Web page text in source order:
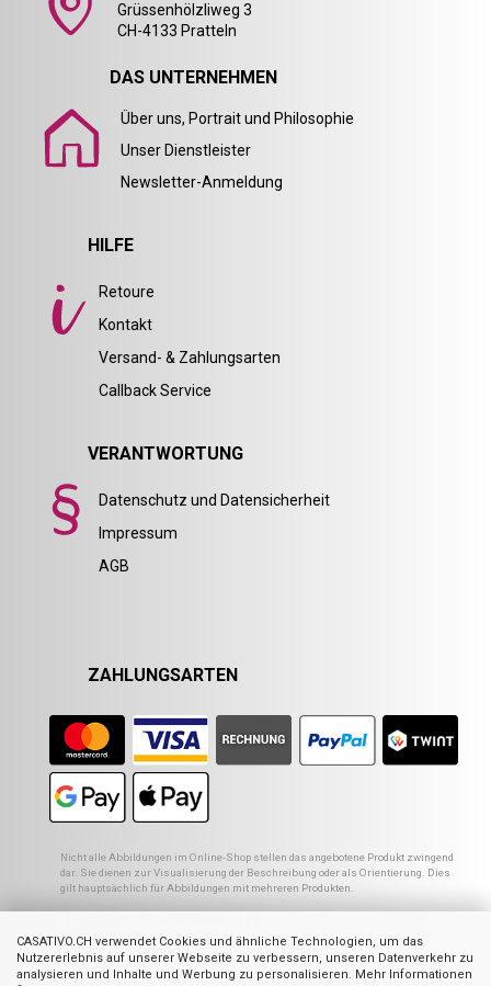
CASATIVO.CH verwendet Cookies und ähnliche Technologien, um das
Nutzererlebnis auf unserer Webseite zu verbessern, unseren Datenverkehr zu
analysieren und Inhalte und Werbung zu personalisieren. Mehr Informationen
Grüssenhölzliweg 3
CH-4133 Pratteln
DAS UNTERNEHMEN
Über uns, Portrait und Philosophie
Unser Dienstleister
Newsletter-Anmeldung
HILFE
Retoure
Kontakt
Versand- & Zahlungsarten
Callback Service
VERANTWORTUNG
Datenschutz und Datensicherheit
Impressum
AGB
ZAHLUNGSARTEN
Nicht alle Abbildungen im Online-Shop stellen das angebotene Produkt zwingend
dar. Sie dienen zur Visualisierung der Beschreibung oder als Orientierung. Dies
gilt hauptsächlich für Abbildungen mit mehreren Produkten.
Ehemaliger Preis von Casativo
3 Summe der Einzelpreise
4 UVP des Herstellers